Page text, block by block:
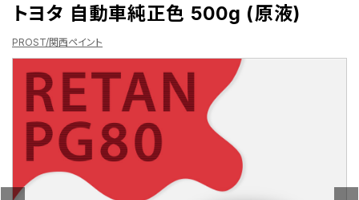
トヨタ 自動車純正色 500g (原液)
PROST/関西ペイント